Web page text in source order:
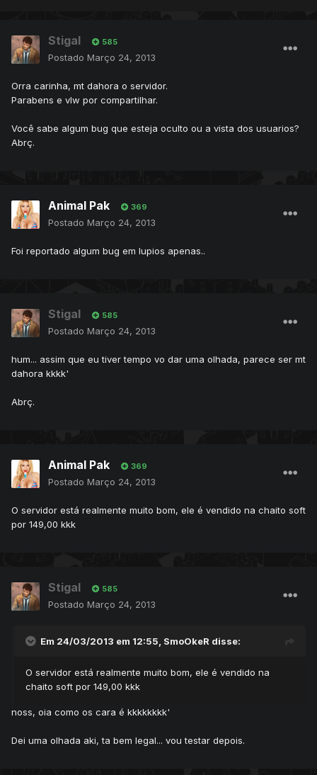
Stigal 585
Postado Março 24, 2013
Orra carinha, mt dahora o servidor.
Parabens e vlw por compartilhar.
Você sabe algum bug que esteja oculto ou a vista dos usuarios?
Abrç.
Animal Pak 369
Postado Março 24, 2013
Foi reportado algum bug em lupios apenas..
Stigal 585
Postado Março 24, 2013
hum... assim que eu tiver tempo vo dar uma olhada, parece ser mt
dahora kkkk'
Abrç.
Animal Pak 369
Postado Março 24, 2013
O servidor está realmente muito bom, ele é vendido na chaito soft
por 149,00 kkk
Stigal 585
Postado Março 24, 2013
Em 24/03/2013 em 12:55, SmoOkeR disse:
O servidor está realmente muito bom, ele é vendido na
chaito soft por 149,00 kkk
noss, oia como os cara é kkkkkkkk'
Dei uma olhada aki, ta bem legal... vou testar depois.